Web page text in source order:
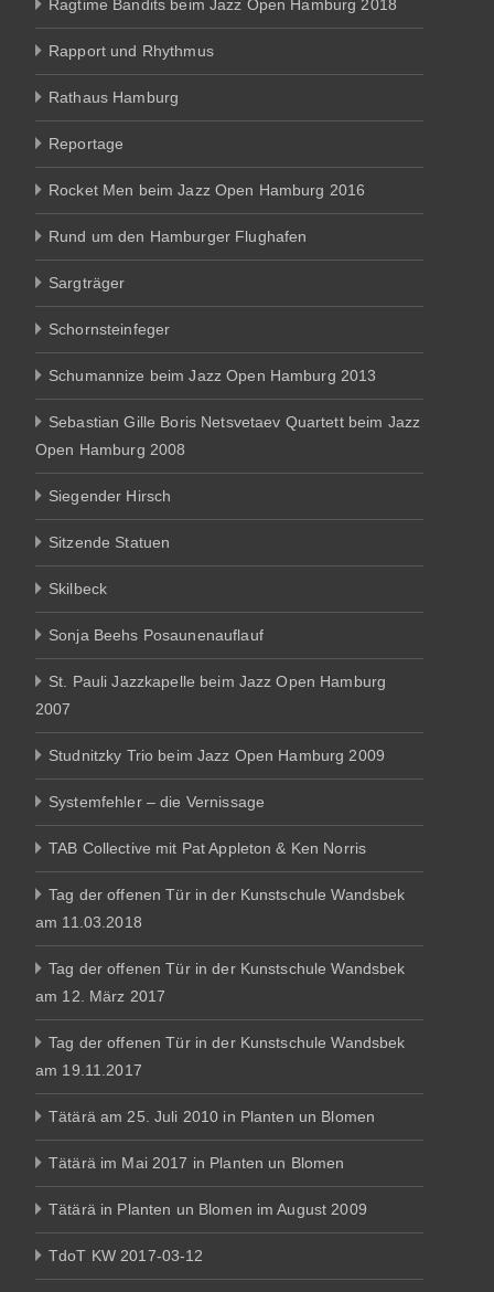
Ragtime Bandits beim Jazz Open Hamburg 2018
Rapport und Rhythmus
Rathaus Hamburg
Reportage
Rocket Men beim Jazz Open Hamburg 2016
Rund um den Hamburger Flughafen
Sargträger
Schornsteinfeger
Schumannize beim Jazz Open Hamburg 2013
Sebastian Gille Boris Netsvetaev Quartett beim Jazz
Open Hamburg 2008
Siegender Hirsch
Sitzende Statuen
Skilbeck
Sonja Beehs Posaunenauflauf
St. Pauli Jazzkapelle beim Jazz Open Hamburg
2007
Studnitzky Trio beim Jazz Open Hamburg 2009
Systemfehler – die Vernissage
TAB Collective mit Pat Appleton & Ken Norris
Tag der offenen Tür in der Kunstschule Wandsbek
am 11.03.2018
Tag der offenen Tür in der Kunstschule Wandsbek
am 12. März 2017
Tag der offenen Tür in der Kunstschule Wandsbek
am 19.11.2017
Tätärä am 25. Juli 2010 in Planten un Blomen
Tätärä im Mai 2017 in Planten un Blomen
Tätärä in Planten un Blomen im August 2009
TdoT KW 2017-03-12